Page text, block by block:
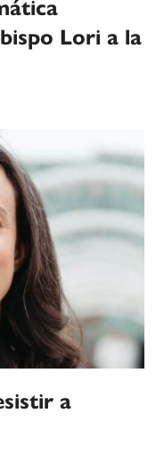
Lori a la
a